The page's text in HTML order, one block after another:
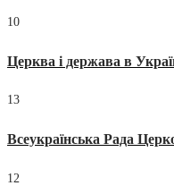
10
Церква і держава в
13
Всеукраїнська Рада
12